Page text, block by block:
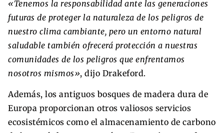
«Tenemos la responsabilidad ante las generaciones
futuras de proteger la naturaleza de los peligros de
nuestro clima cambiante, pero un entorno natural
saludable también ofrecerá protección a nuestras
comunidades de los peligros que enfrentamos
nosotros mismos», dijo Drakeford.
Además, los antiguos bosques de madera dura de
Europa proporcionan otros valiosos servicios
ecosistémicos como el almacenamiento de carbono